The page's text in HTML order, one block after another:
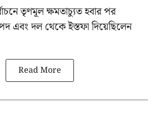
তৃণমূল ক্ষমতাচ্যুত হবার পর
এবং দল থেকে ইস্তফা দিয়েছিলেন
Read More